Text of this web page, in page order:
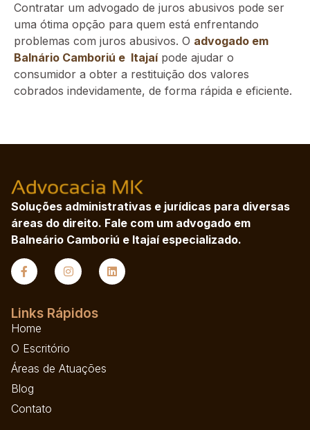
Contratar um advogado de juros abusivos pode ser
uma ótima opção para quem está enfrentando
problemas com juros abusivos. O advogado em
Balnário Camboriú e Itajaípode ajudar o
consumidor a obter a restituição dos valores
cobrados indevidamente, de forma rápida e eficiente.
Soluções administrativas e jurídicas para diversas
áreas do direito. Fale com um advogado em
Balneário Camboriú e Itajaí especializado.
Links Rápidos
Home
O Escritório
Áreas de Atuações
Blog
Contato